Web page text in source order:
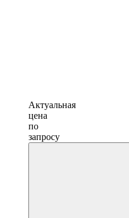
Актуальная
цена
по
запросу